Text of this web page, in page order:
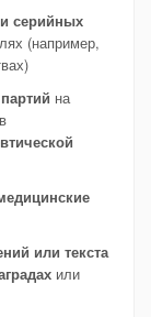
серийных
(например,
на
или текста
или